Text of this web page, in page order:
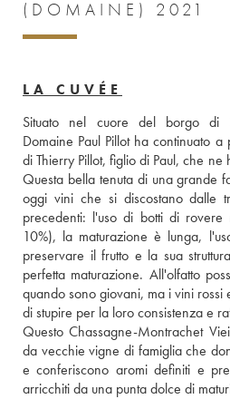
(DOMAINE) 2021
LA CUVÉE
Situato nel cuore del borgo di
Domaine Paul Pillot ha continuato
di Thierry Pillot, figlio di Paul, che
Questa bella tenuta di una grande
oggi vini che si discostano dalle
precedenti: l'uso di botti di
10%), la maturazione è lunga,
preservare il frutto e la sua
perfetta maturazione. All'olfatto
quando sono giovani, ma i vini
di stupire per la loro consistenza e
Questo Chassagne-Montrachet
da vecchie vigne di famiglia che
e conferiscono aromi definiti e
arricchiti da una punta dolce di